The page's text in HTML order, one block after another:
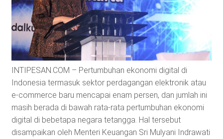
INTIPESAN.COM – Pertumbuhan ekonomi digital di
Indonesia termasuk sektor perdagangan elektronik atau
e-commerce baru mencapai enam persen, dan jumlah ini
masih berada di bawah rata-rata pertumbuhan ekonomi
digital di bebetapa negara tetangga. Hal tersebut
disampaikan oleh Menteri Keuangan Sri Mulyani Indrawati